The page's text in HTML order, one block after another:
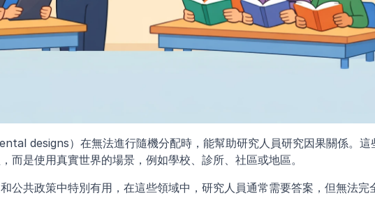
designs）在無法進行隨機分配時，能幫助研究人員研究因果關係。這
而是使用真實世界的場景，例如學校、診所、社區或地區。
公共政策中特別有用，在這些領域中，研究人員通常需要答案，但無法完